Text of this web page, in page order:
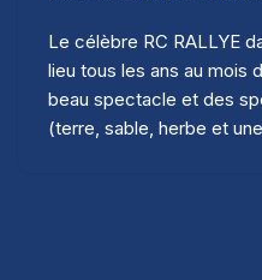
Le célèbre RC RALLYE
lieu tous les ans au mois
beau spectacle et des
(terre, sable, herbe et